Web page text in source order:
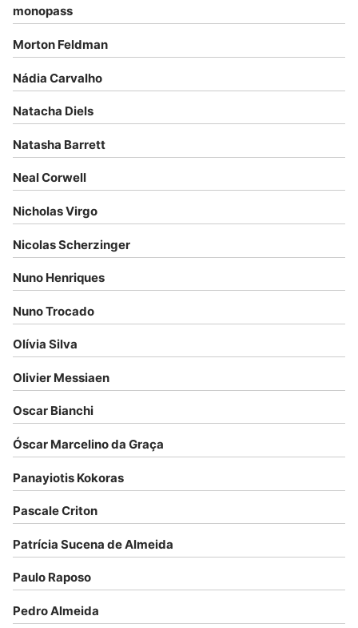
monopass
Morton Feldman
Nádia Carvalho
Natacha Diels
Natasha Barrett
Neal Corwell
Nicholas Virgo
Nicolas Scherzinger
Nuno Henriques
Nuno Trocado
Olívia Silva
Olivier Messiaen
Oscar Bianchi
Óscar Marcelino da Graça
Panayiotis Kokoras
Pascale Criton
Patrícia Sucena de Almeida
Paulo Raposo
Pedro Almeida